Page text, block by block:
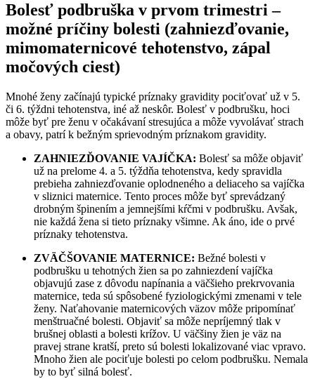
Bolesť podbruška v prvom trimestri –
možné príčiny bolesti (zahniezďovanie,
mimomaternicové tehotenstvo, zápal
močových ciest)
Mnohé ženy začínajú typické príznaky gravidity pociťovať už v 5.
či 6. týždni tehotenstva, iné až neskôr. Bolesť v podbrušku, hoci
môže byť pre ženu v očakávaní stresujúca a môže vyvolávať strach
a obavy, patrí k bežným sprievodným príznakom gravidity.
ZAHNIEZĎOVANIE VAJÍČKA: Bolesť sa môže objaviť
už na prelome 4. a 5. týždňa tehotenstva, kedy spravidla
prebieha zahniezďovanie oplodneného a deliaceho sa vajíčka
v sliznici maternice. Tento proces môže byť sprevádzaný
drobným špinením a jemnejšími kŕčmi v podbrušku. Avšak,
nie každá žena si tieto príznaky všimne. Ak áno, ide o prvé
príznaky tehotenstva.
ZVÄČŠOVANIE MATERNICE: Bežné bolesti v
podbrušku u tehotných žien sa po zahniezdení vajíčka
objavujú zase z dôvodu napínania a väčšieho prekrvovania
maternice, teda sú spôsobené fyziologickými zmenami v tele
ženy. Naťahovanie maternicových väzov môže pripomínať
menštruačné bolesti. Objaviť sa môže nepríjemný tlak v
brušnej oblasti a bolesti krížov. U väčšiny žien je väz na
pravej strane kratší, preto sú bolesti lokalizované viac vpravo.
Mnoho žien ale pociťuje bolesti po celom podbrušku. Nemala
by to byť silná bolesť.